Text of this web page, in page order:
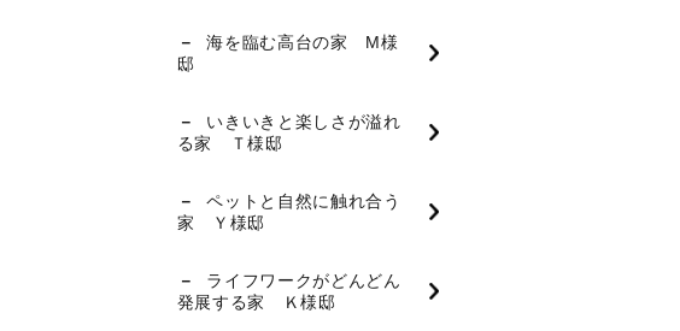
海を臨む高台の家 M様
邸
いきいきと楽しさが溢れ
る家 Ｔ様邸
ペットと自然に触れ合う
家 Ｙ様邸
ライフワークがどんどん
発展する家 Ｋ様邸